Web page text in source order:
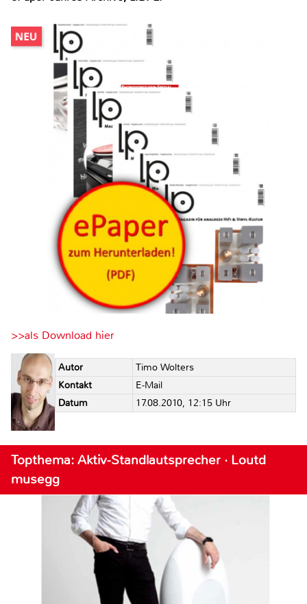
>>als Download hier
Autor
Timo Wolters
Kontakt
E-Mail
Datum
17.08.2010, 12:15 Uhr
Topthema: Aktiv-Standlautsprecher · Loutd
musegg